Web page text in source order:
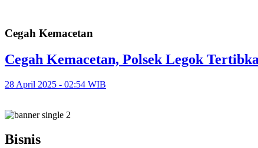
Cegah Kemacetan
Cegah Kemacetan, Polsek Legok
28 April 2025 - 02:54 WIB
Bisnis